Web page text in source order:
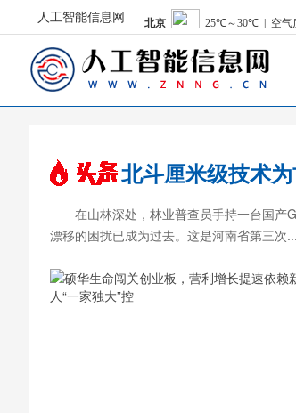
人工智能信息网
人工智能信息网
北斗厘米级技术
在山林深处，林业普查员手持一台国
漂移的困扰已成为过去。这是河南省第三次...